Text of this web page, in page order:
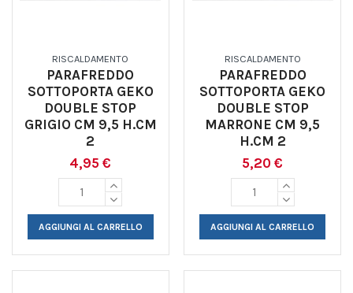
RISCALDAMENTO
PARAFREDDO
SOTTOPORTA GEKO
DOUBLE STOP
GRIGIO CM 9,5 H.CM
2
4,95 €
AGGIUNGI AL CARRELLO
RISCALDAMENTO
PARAFREDDO
SOTTOPORTA GEKO
DOUBLE STOP
MARRONE CM 9,5
H.CM 2
5,20 €
AGGIUNGI AL CARRELLO